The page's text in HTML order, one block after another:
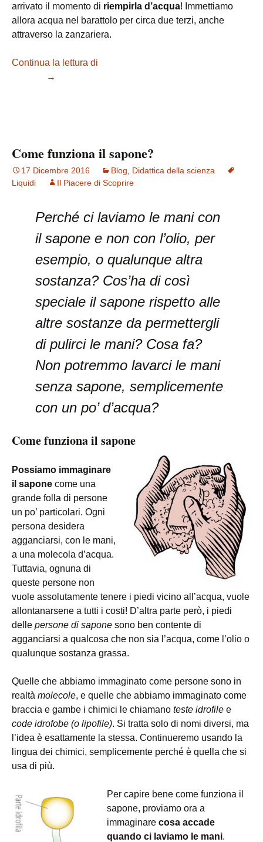
arrivato il momento di riempirla d’acqua! Immettiamo
allora acqua nel barattolo per circa due terzi, anche
attraverso la zanzariera.
Continua la lettura di
→
Come funziona il sapone?
17 Dicembre 2016 Blog
Didattica della scienza
Liquidi
Il Piacere di Scoprire
Perché ci laviamo le mani con
il sapone e non con l’olio, per
esempio, o qualunque altra
sostanza? Cos’ha di così
speciale il sapone rispetto alle
altre sostanze da permettergli
di pulirci le mani? Cosa fa?
Non potremmo lavarci le mani
senza sapone, semplicemente
con un po’ d’acqua?
Come funziona il sapone
Possiamo immaginare
il sapone come una
grande folla di persone
un po’ particolari. Ogni
persona desidera
agganciarsi, con le mani,
a una molecola d’acqua.
Tuttavia, ognuna di
queste persone non
vuole assolutamente tenere i piedi vicino all’acqua, vuole
allontanarsene a tutti i costi! D’altra parte però, i piedi
delle persone di sapone sono ben contente di
agganciarsi a qualcosa che non sia l’acqua, come l’olio o
qualunque sostanza grassa.
Quelle che abbiamo immaginato come persone sono in
realtà molecole, e quelle che abbiamo immaginato come
braccia e gambe i chimici le chiamano teste idrofile e
code idrofobe (o lipofile). Si tratta solo di nomi diversi, ma
l’idea è esattamente la stessa. Continueremo usando la
lingua dei chimici, semplicemente perché è quella che si
usa di più.
Per capire bene come funziona il
sapone, proviamo ora a
immaginare cosa accade
quando ci laviamo le mani.